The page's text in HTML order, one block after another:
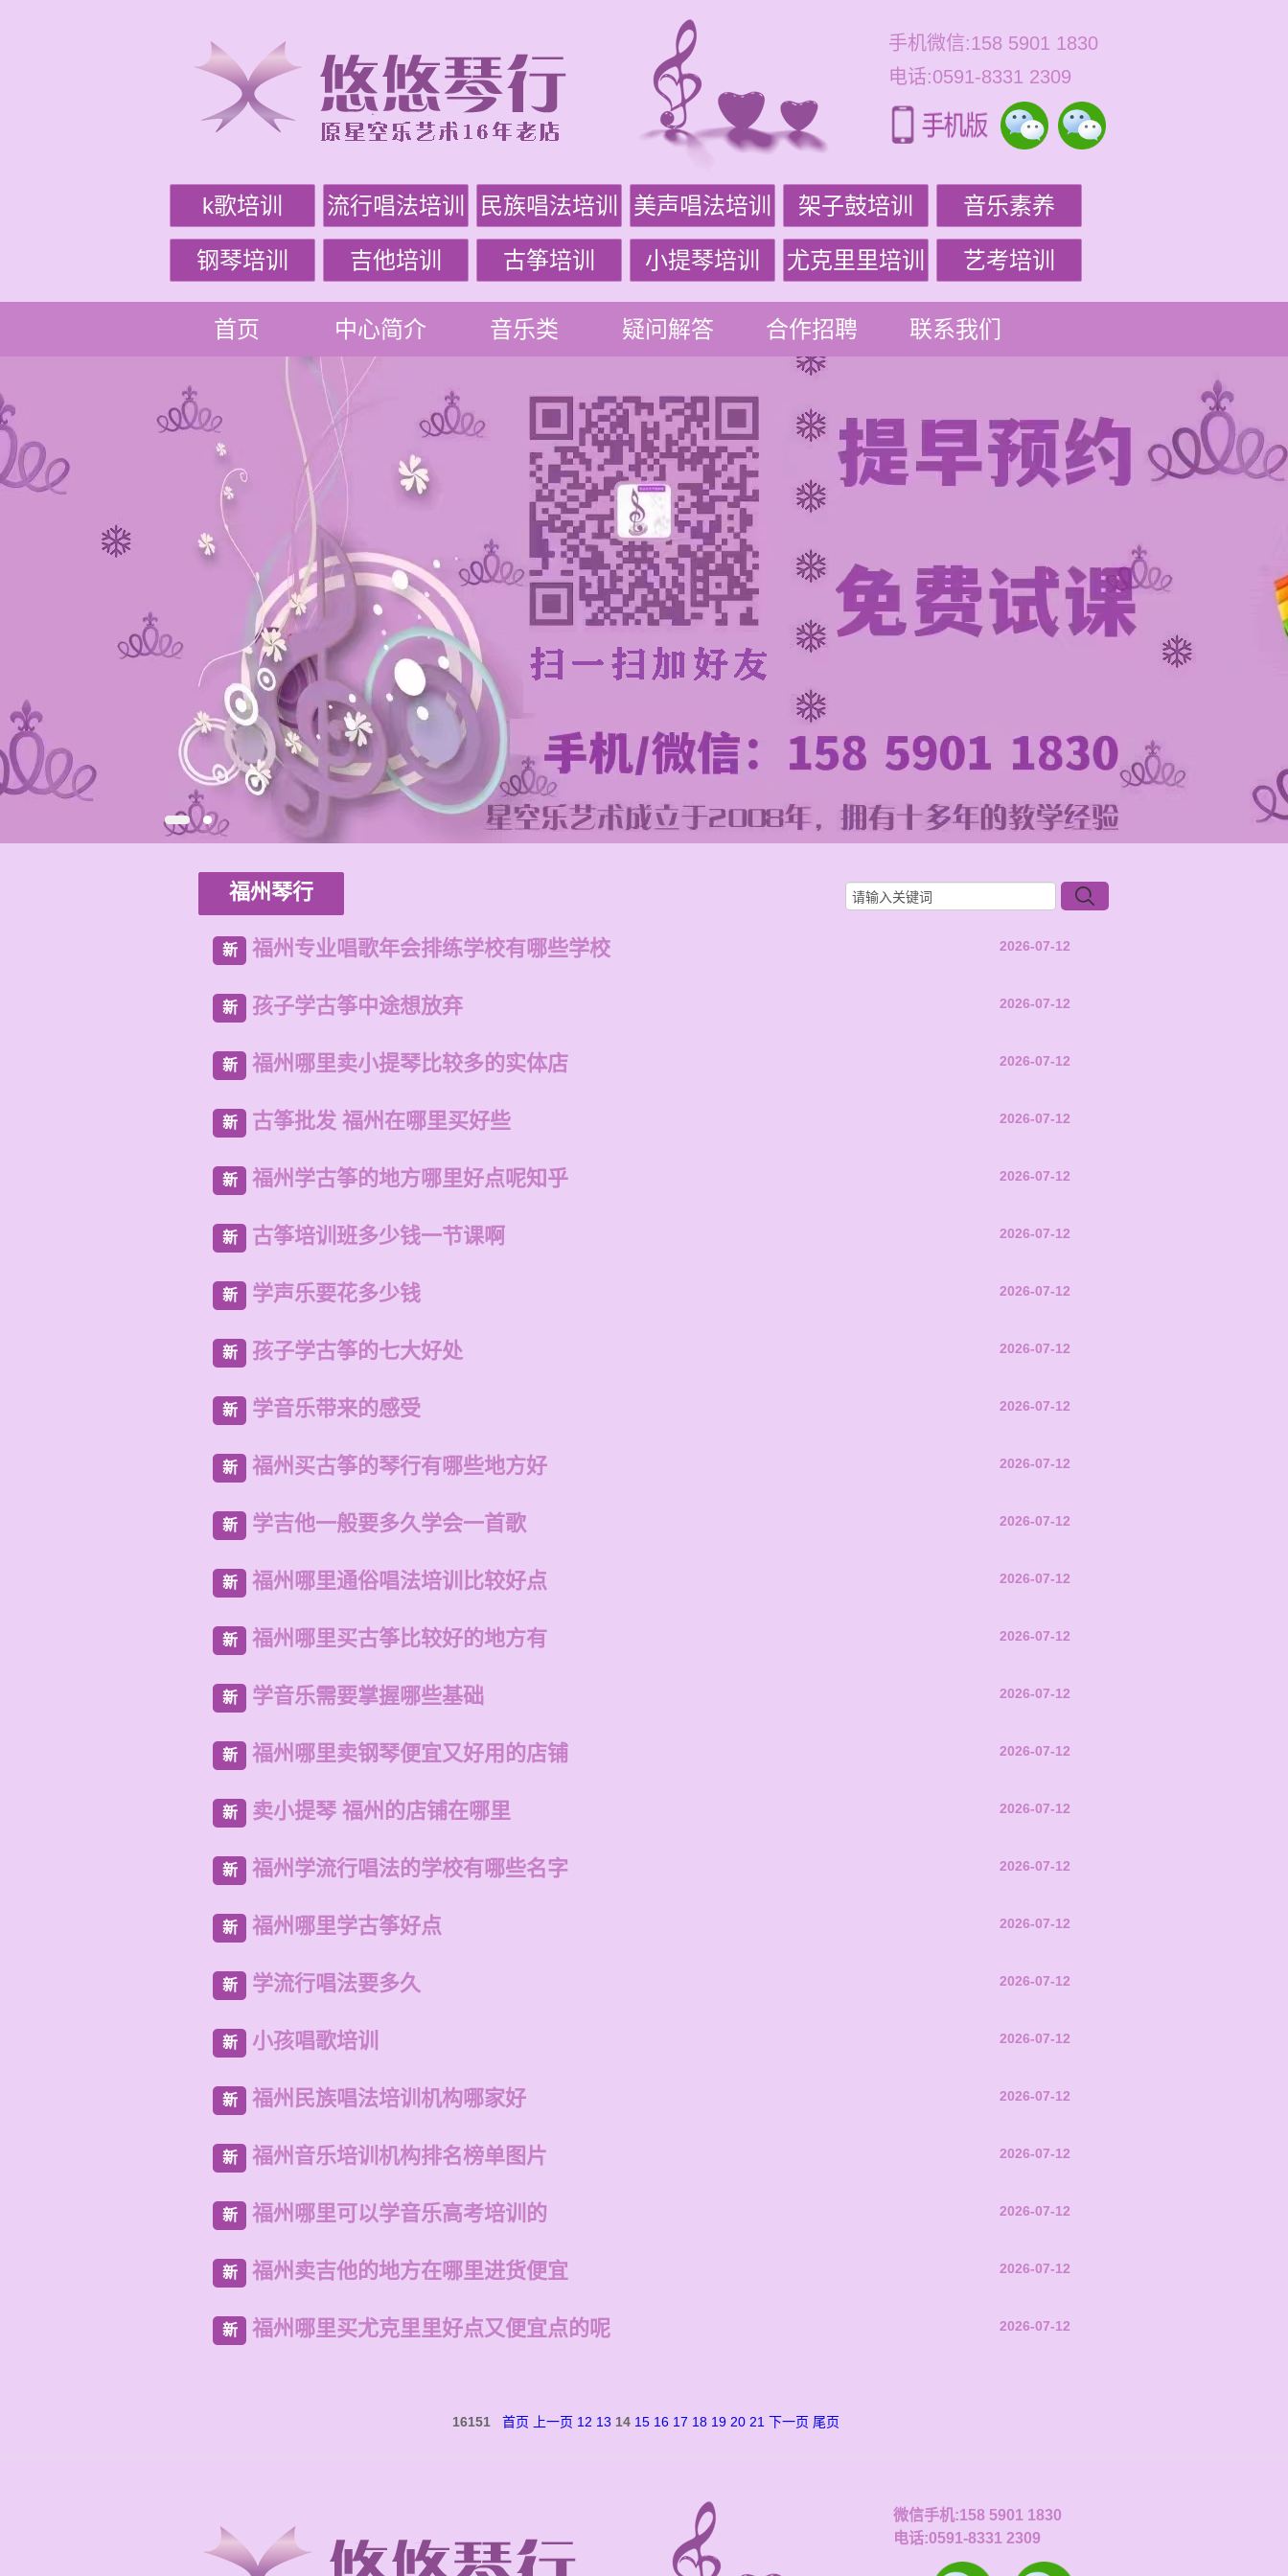
手机微信:158 5901 1830
电话:0591-8331 2309
k歌培训 流行唱法培训 民族唱法培训 美声唱法培训 架子鼓培训 音乐素养
钢琴培训 吉他培训 古筝培训 小提琴培训 尤克里里培训 艺考培训
首页 中心简介 音乐类 疑问解答 合作招聘 联系我们
福州琴行
新 福州专业唱歌年会排练学校有哪些学校 2026-07-12
新 孩子学古筝中途想放弃 2026-07-12
新 福州哪里卖小提琴比较多的实体店 2026-07-12
新 古筝批发 福州在哪里买好些 2026-07-12
新 福州学古筝的地方哪里好点呢知乎 2026-07-12
新 古筝培训班多少钱一节课啊 2026-07-12
新 学声乐要花多少钱 2026-07-12
新 孩子学古筝的七大好处 2026-07-12
新 学音乐带来的感受 2026-07-12
新 福州买古筝的琴行有哪些地方好 2026-07-12
新 学吉他一般要多久学会一首歌 2026-07-12
新 福州哪里通俗唱法培训比较好点 2026-07-12
新 福州哪里买古筝比较好的地方有 2026-07-12
新 学音乐需要掌握哪些基础 2026-07-12
新 福州哪里卖钢琴便宜又好用的店铺 2026-07-12
新 卖小提琴 福州的店铺在哪里 2026-07-12
新 福州学流行唱法的学校有哪些名字 2026-07-12
新 福州哪里学古筝好点 2026-07-12
新 学流行唱法要多久 2026-07-12
新 小孩唱歌培训 2026-07-12
新 福州民族唱法培训机构哪家好 2026-07-12
新 福州音乐培训机构排名榜单图片 2026-07-12
新 福州哪里可以学音乐高考培训的 2026-07-12
新 福州卖吉他的地方在哪里进货便宜 2026-07-12
新 福州哪里买尤克里里好点又便宜点的呢 2026-07-12
16151 首页 上一页 12 13 14 15 16 17 18 19 20 21 下一页 尾页
微信手机:158 5901 1830
电话:0591-8331 2309